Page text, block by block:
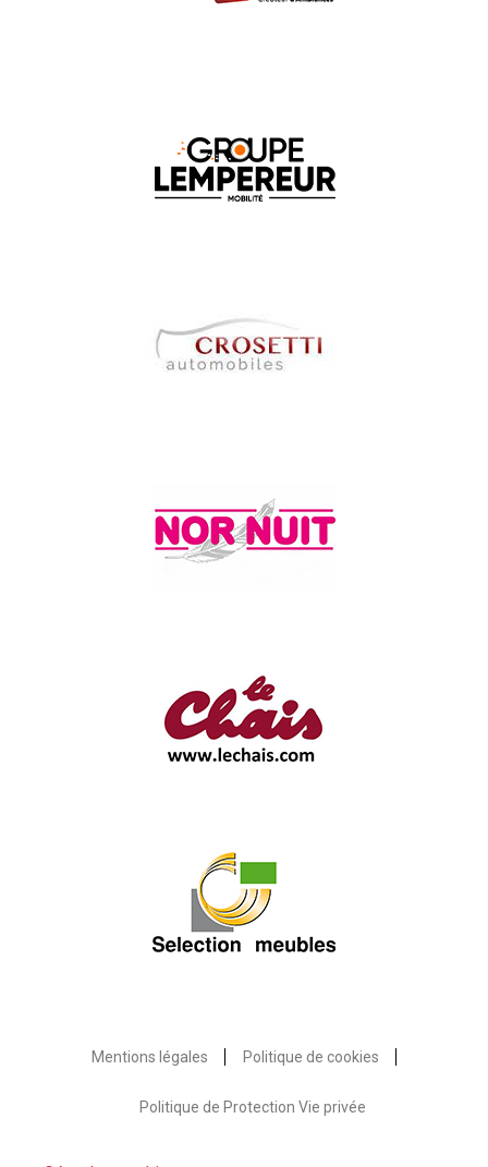
Mentions légales Politique de cookies
Politique de Protection Vie privée